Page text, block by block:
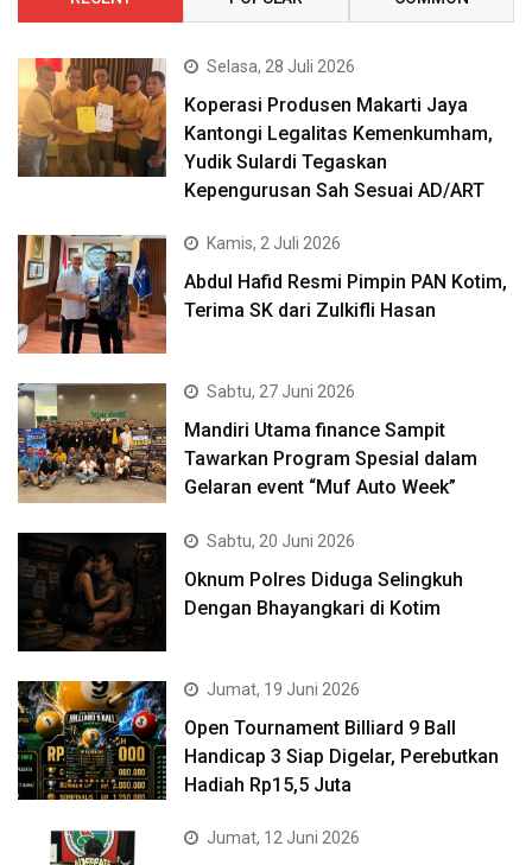
Selasa, 28 Juli 2026
Koperasi Produsen Makarti Jaya
Kantongi Legalitas Kemenkumham,
Yudik Sulardi Tegaskan
Kepengurusan Sah Sesuai AD/ART
Kamis, 2 Juli 2026
Abdul Hafid Resmi Pimpin PAN Kotim,
Terima SK dari Zulkifli Hasan
Sabtu, 27 Juni 2026
Mandiri Utama finance Sampit
Tawarkan Program Spesial dalam
Gelaran event “Muf Auto Week”
Sabtu, 20 Juni 2026
Oknum Polres Diduga Selingkuh
Dengan Bhayangkari di Kotim
Jumat, 19 Juni 2026
Open Tournament Billiard 9 Ball
Handicap 3 Siap Digelar, Perebutkan
Hadiah Rp15,5 Juta
Jumat, 12 Juni 2026